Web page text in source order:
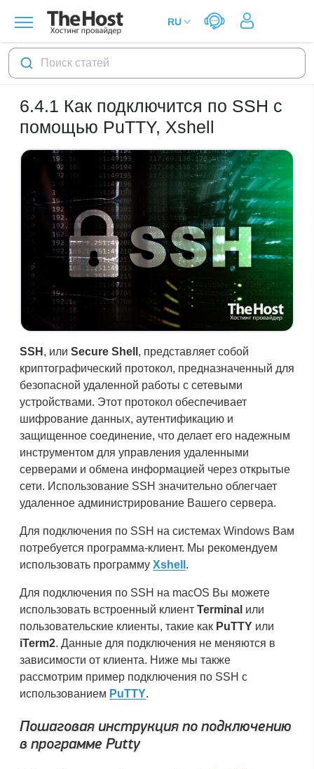
Поиск статей
6.4.1 Как подключится по SSH c
помощью PuTTY, Xshell
SSH , или Secure Shell , представляет собой
криптографический протокол, предназначенный для
безопасной удаленной работы с сетевыми
устройствами. Этот протокол обеспечивает
шифрование данных, аутентификацию и
защищенное соединение, что делает его надежным
инструментом для управления удаленными
серверами и обмена информацией через открытые
сети. Использование SSH значительно облегчает
удаленное администрирование Вашего сервера.
Для подключения по SSH на системах Windows Вам
потребуется программа-клиент. Мы рекомендуем
использовать программу Xshell .
Для подключения по SSH на macOS Вы можете
использовать встроенный клиент Terminal или
пользовательские клиенты, такие как PuTTY или
iTerm2. Данные для подключения не меняются в
зависимости от клиента. Ниже мы также
рассмотрим пример подключения по SSH с
использованием PuTTY.
Пошаговая инструкция по подключению
в программе Putty